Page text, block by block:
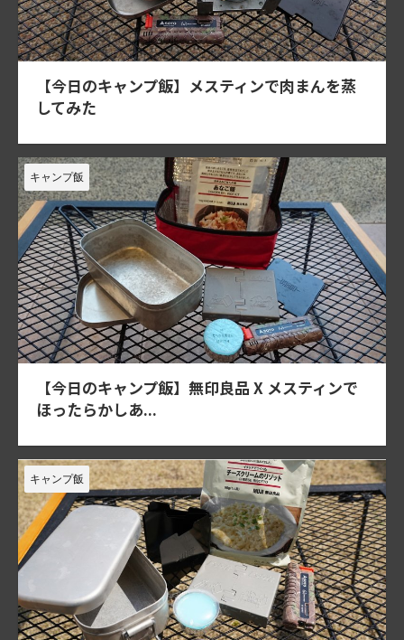
【今日のキャンプ飯】メスティンで肉まんを蒸
してみた
キャンプ飯
【今日のキャンプ飯】無印良品 X メスティンで
ほったらかしあ...
キャンプ飯